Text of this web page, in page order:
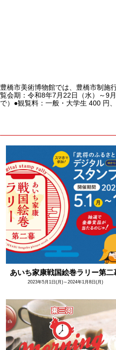
豊橋市美術博物館では、豊橋市制施
覧会期：令和8年7月22日（水）～9
で）●観覧料：一般・大学生 400 円
あいち家康戦国絵巻ラリー第二
2023年5月1日(月)～2024年1月8日(月)